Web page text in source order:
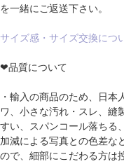
を一緒にご返送下さい。
サイズ感・サイズ交換につ
❤品質について
・輸入の商品のため、日
ワ、小さな汚れ・スレ、縫
すい、スパンコール落ちる
加減による写真との色差な
ので、細部にこだわる方は